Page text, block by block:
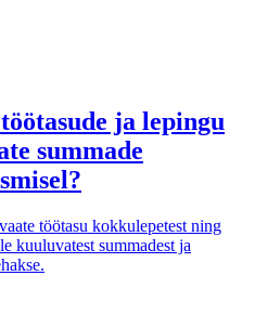
ja lepingu
summade
töötasu kokkulepetest ning
kuuluvatest summadest ja